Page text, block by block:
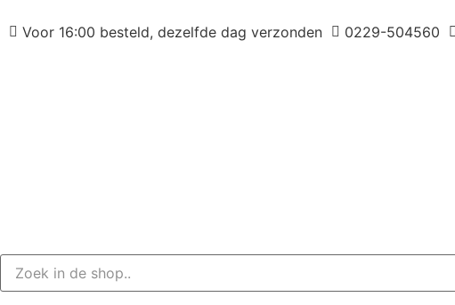
Voor 16:00 besteld, dezelfde dag verzonden 0229-504560